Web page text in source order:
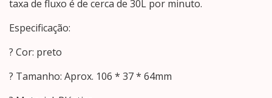
taxa de fluxo é de cerca de 30L por minuto.
Especificação:
? Cor: preto
? Tamanho: Aprox. 106 * 37 * 64mm